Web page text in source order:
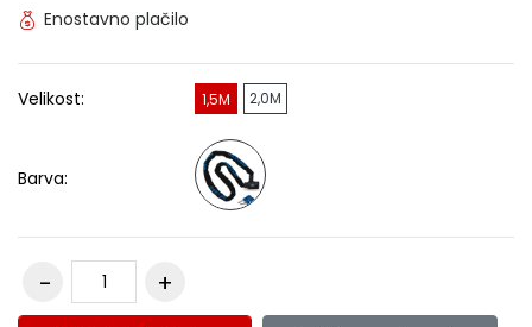
Enostavno plačilo
Velikost: 1,5M 2,0M
Barva: